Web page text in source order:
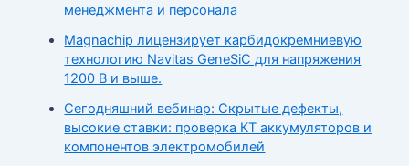
менеджмента и персонала
Magnachip лицензирует карбидокремниевую
технологию Navitas GeneSiC для напряжения
1200 В и выше.
Сегодняшний вебинар: Скрытые дефекты,
высокие ставки: проверка КТ аккумуляторов и
компонентов электромобилей